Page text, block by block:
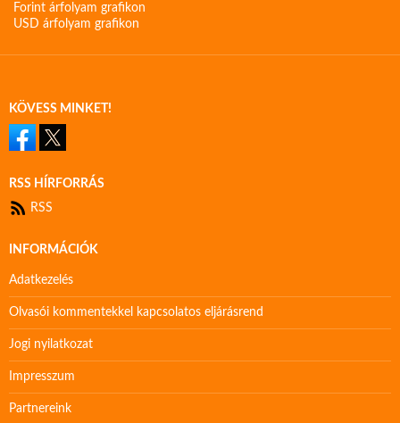
Forint árfolyam grafikon
USD árfolyam grafikon
KÖVESS MINKET!
RSS HÍRFORRÁS
RSS
INFORMÁCIÓK
Adatkezelés
Olvasói kommentekkel kapcsolatos eljárásrend
Jogi nyilatkozat
Impresszum
Partnereink